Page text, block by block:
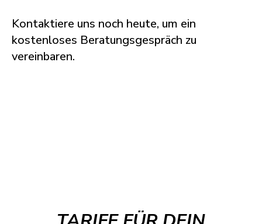
Kontaktiere uns noch heute, um ein
kostenloses Beratungsgespräch zu
vereinbaren.